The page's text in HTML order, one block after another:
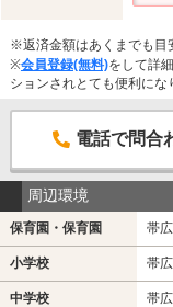
※返済金額はあくまでも目
※会員登録(無料)をして詳
ションされとても便利にな
電話で問合
周辺環境
保育園・保育園 帯
小学校 帯
中学校 帯